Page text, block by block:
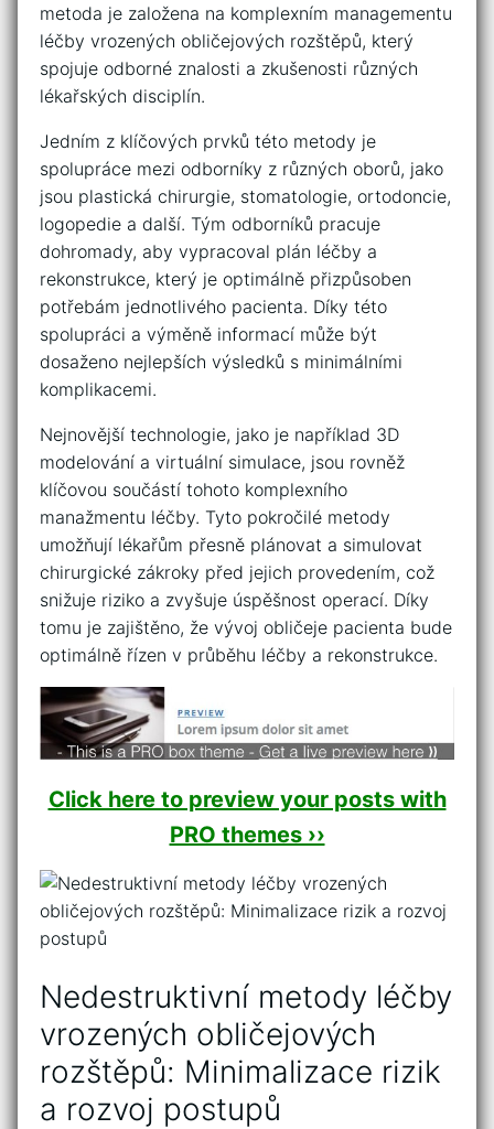
metoda je​ založena na komplexním managementu
léčby vrozených ⁢obličejových ‌rozštěpů, který
spojuje ‌odborné⁢ znalosti a ⁤zkušenosti různých
lékařských disciplín.
Jedním z klíčových prvků této​ metody je
spolupráce mezi odborníky z‍ různých‌ oborů, ⁤jako
jsou plastická chirurgie, stomatologie, ‌ortodoncie,‌
logopedie a další. Tým⁢ odborníků pracuje
dohromady, aby vypracoval ‍plán⁤ léčby a
rekonstrukce, který​ je optimálně přizpůsoben
potřebám jednotlivého pacienta. Díky této
spolupráci a výměně informací může být
dosaženo nejlepších​ výsledků⁣ s minimálními
komplikacemi.
Nejnovější​ technologie, jako je například 3D
modelování ⁢a‌ virtuální‌ simulace,‍ jsou rovněž
klíčovou součástí tohoto komplexního
manažmentu ⁢léčby. Tyto pokročilé metody
umožňují lékařům​ přesně ⁢plánovat⁣ a ‍simulovat
chirurgické ⁢zákroky před jejich provedením, což⁣
snižuje riziko a zvyšuje‍ úspěšnost ​operací. Díky
⁤tomu je zajištěno, že ⁣vývoj obličeje pacienta bude
optimálně řízen ‍v ⁢průběhu léčby ⁢a rekonstrukce.
Click here to preview your posts with
PRO themes ››
Nedestruktivní ⁣metody léčby
vrozených ‍obličejových ​
rozštěpů: Minimalizace ⁣rizik
a rozvoj postupů